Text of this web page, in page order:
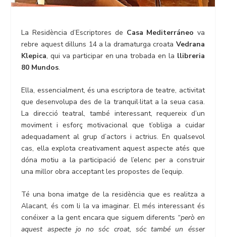
La Residència d’Escriptores de Casa Mediterráneo va
rebre aquest dilluns 14 a la dramaturga croata Vedrana
Klepica, qui va participar en una trobada en la llibreria
80 Mundos.
Ella, essencialment, és una escriptora de teatre, activitat
que desenvolupa des de la tranquil·litat a la seua casa.
La direcció teatral, també interessant, requereix d’un
moviment i esforç motivacional que t’obliga a cuidar
adequadament al grup d’actors i actrius. En qualsevol
cas, ella explota creativament aquest aspecte atés que
dóna motiu a la participació de l’elenc per a construir
una millor obra acceptant les propostes de l’equip.
Té una bona imatge de la residència que es realitza a
Alacant, és com li la va imaginar. El més interessant és
conéixer a la gent encara que siguem diferents “però en
aquest aspecte jo no sóc croat, sóc també un ésser